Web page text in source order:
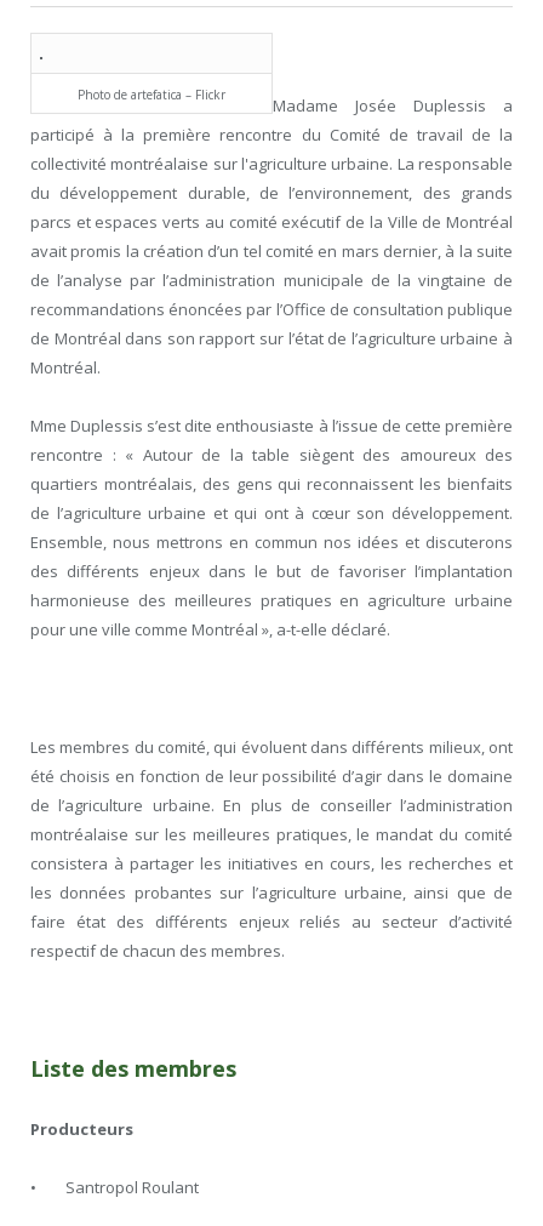
Photo de artefatica – Flickr
Madame Josée Duplessis a
participé à la première rencontre du Comité de travail de la
collectivité montréalaise sur l'agriculture urbaine. La responsable
du développement durable, de l’environnement, des grands
parcs et espaces verts au comité exécutif de la Ville de Montréal
avait promis la création d’un tel comité en mars dernier, à la suite
de l’analyse par l’administration municipale de la vingtaine de
recommandations énoncées par l’Office de consultation publique
de Montréal dans son rapport sur l’état de l’agriculture urbaine à
Montréal.
Mme Duplessis s’est dite enthousiaste à l’issue de cette première
rencontre : « Autour de la table siègent des amoureux des
quartiers montréalais, des gens qui reconnaissent les bienfaits
de l’agriculture urbaine et qui ont à cœur son développement.
Ensemble, nous mettrons en commun nos idées et discuterons
des différents enjeux dans le but de favoriser l’implantation
harmonieuse des meilleures pratiques en agriculture urbaine
pour une ville comme Montréal », a-t-elle déclaré.
Les membres du comité, qui évoluent dans différents milieux, ont
été choisis en fonction de leur possibilité d’agir dans le domaine
de l’agriculture urbaine. En plus de conseiller l’administration
montréalaise sur les meilleures pratiques, le mandat du comité
consistera à partager les initiatives en cours, les recherches et
les données probantes sur l’agriculture urbaine, ainsi que de
faire état des différents enjeux reliés au secteur d’activité
respectif de chacun des membres.
Liste des membres
Producteurs
• Santropol Roulant